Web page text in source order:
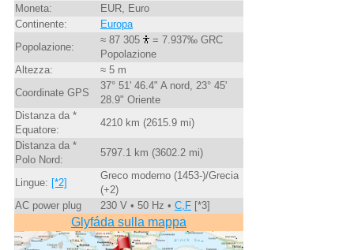
Moneta:
EUR, Euro
Continente:
Europa
Popolazione:
≈ 87 305
= 7.937‰ GRC
Popolazione
Altezza:
≈ 5 m
Coordinate GPS
37° 51' 46.4" A nord, 23° 45'
28.9" Oriente
Distanza da *
Equatore:
4210 km (2615.9 mi)
Distanza da *
Polo Nord:
5797.1 km (3602.2 mi)
Lingue: [*2]
Greco moderno (1453-)/Grecia
(+2)
AC power plug
230 V • 50 Hz • C,F[*3]
Glyfáda sulla mappa